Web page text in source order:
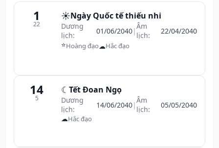
1
22
☀️Ngày Quốc tế thiếu nhi
Dương
lịch:
01/06/2040|Âm
lịch:
22/04/2040
⭐Hoàng đạo☁Hắc đạo
14
5
☾ Tết Đoan Ngọ
Dương
lịch:
14/06/2040|Âm
lịch:
05/05/2040
☁Hắc đạo